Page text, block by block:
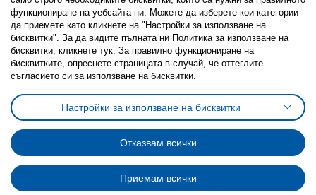
Политика за използване на бисквитки (Cookies)
Избор на настройки за използване на бисквитки
Условия за ползване на ikea.bgОбща политика за личните данни
Политика за защита на личните данни на ikea.bg
Общи условия на програма IKEA Family
Политика за защита на лични данни на програма IKEA Family
функциониране на уебсайта ни. Можете да изберете кои категории
да приемете като кликнете на "Настройки за използване на
бисквитки". За да видите пълната ни Политика за използване на
бисквитки, кликнете тук. За правилно функциониране на
бисквитките, опреснете страницата в случай, че оттеглите
съгласието си за използване на бисквитки.
Настройки за използване на бисквитки
Отказвам всички
Приемам всички